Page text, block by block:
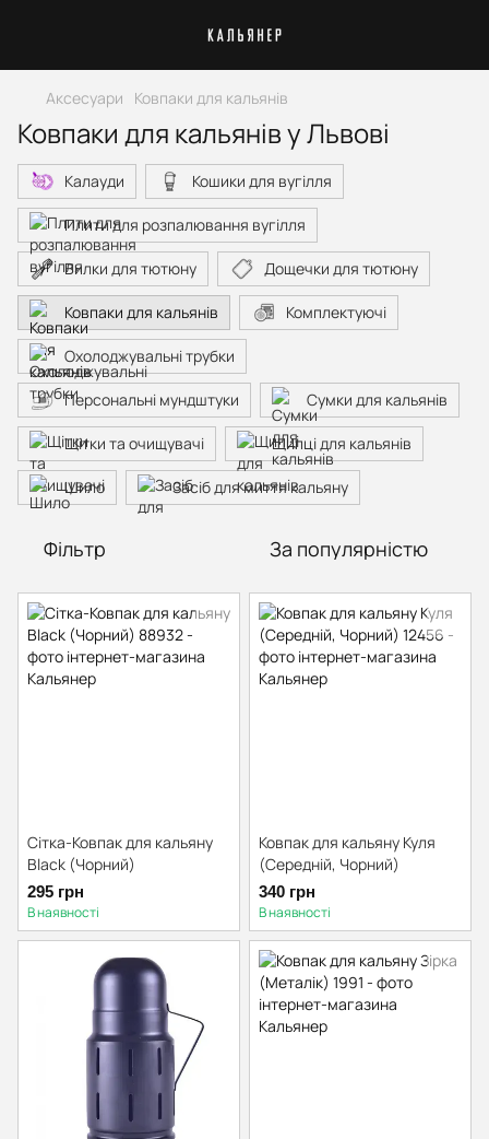
Аксесуари Ковпаки для кальянів
Ковпаки для кальянів у Львові
Калауди Кошики для вугілля
Плити для розпалювання вугілля
Вилки для тютюну Дощечки для тютюну
Ковпаки для кальянів Комплектуючі
Охолоджувальні трубки
Персональні мундштуки Сумки для кальянів
Щітки та очищувачі Щипці для кальянів
Шило Засіб для миття кальяну
Фільтр За популярністю
Сітка-Ковпак для кальяну
Black (Чорний)
295 грн
В наявності
Ковпак для кальяну Куля
(Середній, Чорний)
340 грн
В наявності